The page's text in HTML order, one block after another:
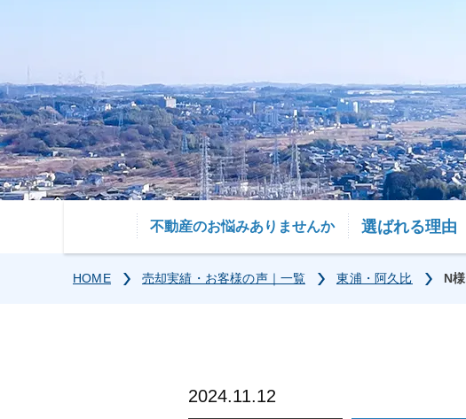
不動産のお悩みありませんか 選ばれる理由
HOME 売却実績・お客様の声｜一覧 東浦・阿久比 N様
2024.11.12